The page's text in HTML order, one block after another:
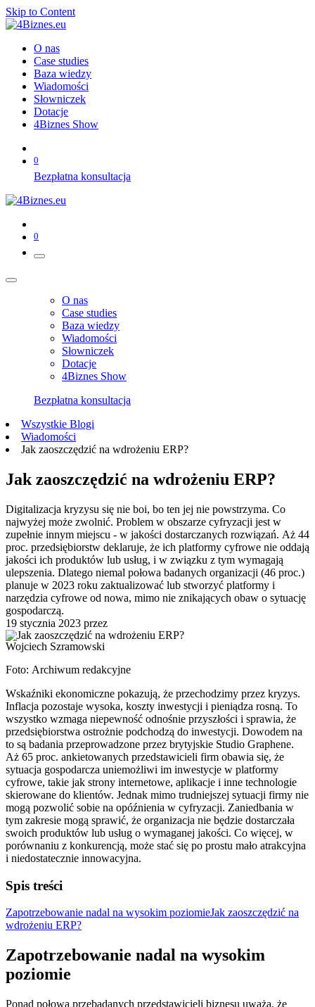
Skip to Content
O nas
Case studies
Baza wiedzy
Wiadomości
Słowniczek
Dotacje
4Biznes Show
0
Bezpłatna konsultacja
0
O nas
Case studies
Baza wiedzy
Wiadomości
Słowniczek
Dotacje
4Biznes Show
Bezpłatna konsultacja
Wszystkie Blogi
Wiadomości
Jak zaoszczędzić na wdrożeniu ERP?
Jak zaoszczędzić na wdrożeniu ERP?
Digitalizacja kryzysu się nie boi, bo ten jej nie powstrzyma. Co
najwyżej może zwolnić. Problem w obszarze cyfryzacji jest w
zupełnie innym miejscu - w jakości dostarczanych rozwiązań. Aż 44
proc. przedsiębiorstw deklaruje, że ich platformy cyfrowe nie oddają
jakości ich produktów lub usług, i w związku z tym wymagają
ulepszenia. Dlatego niemal połowa badanych organizacji (46 proc.)
planuje w 2023 roku zaktualizować lub stworzyć platformy i
narzędzia cyfrowe od nowa, mimo nie znikających obaw o sytuację
gospodarczą.
19 stycznia 2023 przez
Wojciech Szramowski
Foto: Archiwum redakcyjne
Wskaźniki ekonomiczne pokazują, że przechodzimy przez kryzys.
Inflacja pozostaje wysoka, koszty inwestycji i pieniądza rosną. To
wszystko wzmaga niepewność odnośnie przyszłości i sprawia, że
przedsiębiorstwa ostrożnie podchodzą do inwestycji. Dowodem na
to są badania przeprowadzone przez brytyjskie Studio Graphene.
Aż 65 proc. ankietowanych przedstawicieli firm obawia się, że
sytuacja gospodarcza uniemożliwi im inwestycje w platformy
cyfrowe, takie jak strony internetowe, aplikacje i inne technologie
skierowane do klientów. Jednak mimo trudniejszej sytuacji firmy nie
mogą pozwolić sobie na opóźnienia w cyfryzacji. Zaniedbania w
tym zakresie mogą sprawić, że organizacja nie będzie dostarczała
swoich produktów lub usług o wymaganej jakości. Co więcej, w
porównaniu z konkurencją, może stać się po prostu mało atrakcyjna
i niedostatecznie innowacyjna.
Spis treści
Zapotrzebowanie nadal na wysokim poziomieJak zaoszczędzić na
wdrożeniu ERP?
Zapotrzebowanie nadal na wysokim
poziomie
Ponad połowa przebadanych przedstawicieli biznesu uważa, że